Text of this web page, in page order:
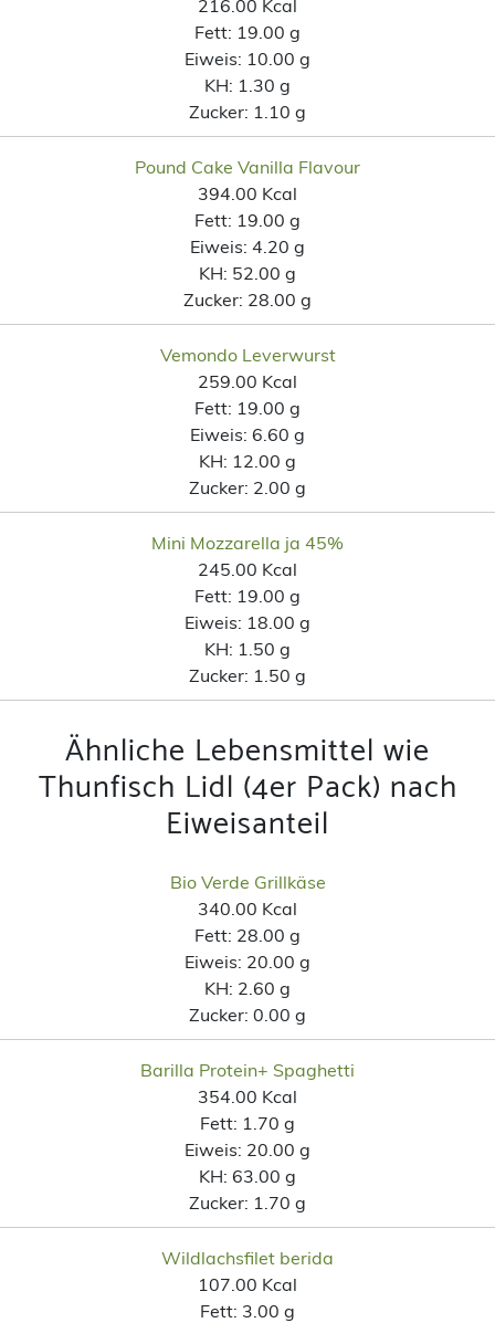
216.00 Kcal
Fett: 19.00 g
Eiweis: 10.00 g
KH: 1.30 g
Zucker: 1.10 g
Pound Cake Vanilla Flavour
394.00 Kcal
Fett: 19.00 g
Eiweis: 4.20 g
KH: 52.00 g
Zucker: 28.00 g
Vemondo Leverwurst
259.00 Kcal
Fett: 19.00 g
Eiweis: 6.60 g
KH: 12.00 g
Zucker: 2.00 g
Mini Mozzarella ja 45%
245.00 Kcal
Fett: 19.00 g
Eiweis: 18.00 g
KH: 1.50 g
Zucker: 1.50 g
Ähnliche Lebensmittel wie
Thunfisch Lidl (4er Pack) nach
Eiweisanteil
Bio Verde Grillkäse
340.00 Kcal
Fett: 28.00 g
Eiweis: 20.00 g
KH: 2.60 g
Zucker: 0.00 g
Barilla Protein+ Spaghetti
354.00 Kcal
Fett: 1.70 g
Eiweis: 20.00 g
KH: 63.00 g
Zucker: 1.70 g
Wildlachsfilet berida
107.00 Kcal
Fett: 3.00 g